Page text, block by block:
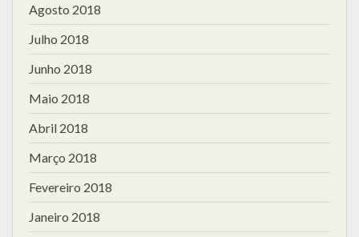
Agosto 2018
Julho 2018
Junho 2018
Maio 2018
Abril 2018
Março 2018
Fevereiro 2018
Janeiro 2018